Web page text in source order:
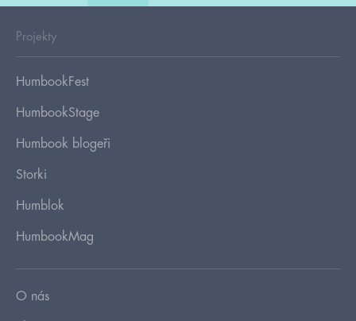
Projekty
HumbookFest
HumbookStage
Humbook blogeři
Storki
Humblok
HumbookMag
O nás